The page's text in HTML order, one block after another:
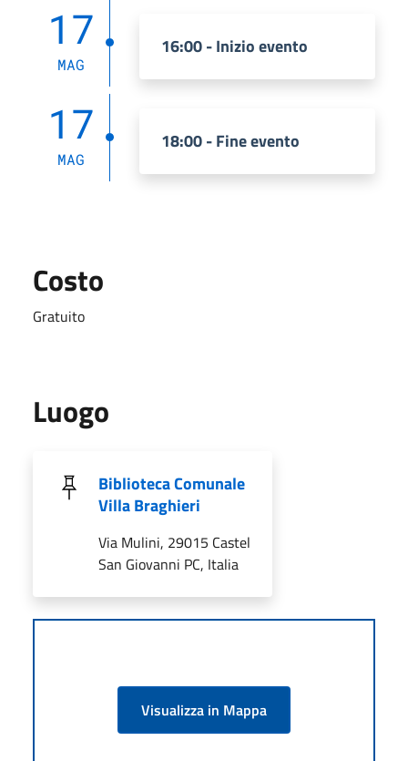
17
MAG
16:00 - Inizio evento
17
MAG
18:00 - Fine evento
Costo
Gratuito
Luogo
Biblioteca Comunale
Villa Braghieri
Via Mulini, 29015 Castel
San Giovanni PC, Italia
Visualizza in Mappa